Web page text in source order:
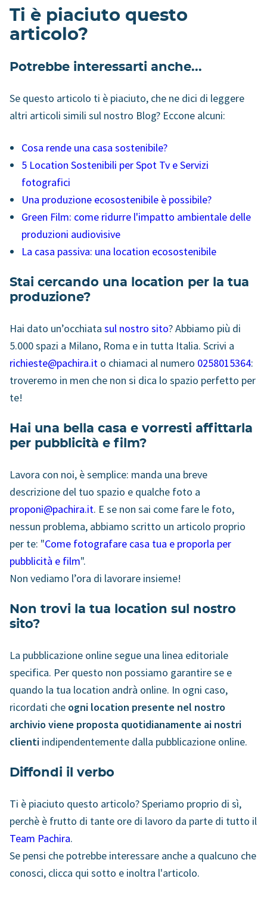
Ti è piaciuto questo
articolo?
Potrebbe interessarti anche...
Se questo articolo ti è piaciuto, che ne dici di leggere
altri articoli simili sul nostro Blog? Eccone alcuni:
Cosa rende una casa sostenibile?
5 Location Sostenibili per Spot Tv e Servizi
fotografici
Una produzione ecosostenibile è possibile?
Green Film: come ridurre l'impatto ambientale delle
produzioni audiovisive
La casa passiva: una location ecosostenibile
Stai cercando una location per la tua
produzione?
Hai dato un’occhiata sul nostro sito? Abbiamo più di
5.000 spazi a Milano, Roma e in tutta Italia. Scrivi a
richieste@pachira.it o chiamaci al numero 0258015364:
troveremo in men che non si dica lo spazio perfetto per
te!
Hai una bella casa e vorresti affittarla
per pubblicità e film?
Lavora con noi, è semplice: manda una breve
descrizione del tuo spazio e qualche foto a
proponi@pachira.it. E se non sai come fare le foto,
nessun problema, abbiamo scritto un articolo proprio
per te: "Come fotografare casa tua e proporla per
pubblicità e film".
Non vediamo l’ora di lavorare insieme!
Non trovi la tua location sul nostro
sito?
La pubblicazione online segue una linea editoriale
specifica. Per questo non possiamo garantire se e
quando la tua location andrà online. In ogni caso,
ricordati che ogni location presente nel nostro
archivio viene proposta quotidianamente ai nostri
clienti indipendentemente dalla pubblicazione online.
Diffondi il verbo
Ti è piaciuto questo articolo? Speriamo proprio di sì,
perchè è frutto di tante ore di lavoro da parte di tutto il
Team Pachira.
Se pensi che potrebbe interessare anche a qualcuno che
conosci, clicca qui sotto e inoltra l'articolo.